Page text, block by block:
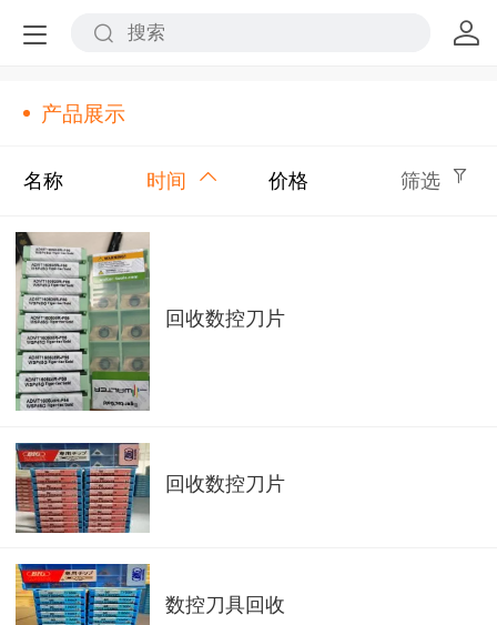
产品展示
名称 时间 价格 筛选
回收数控刀片
回收数控刀片
数控刀具回收